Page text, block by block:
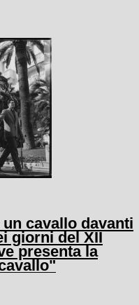
cavallo davanti
giorni del XII
presenta la